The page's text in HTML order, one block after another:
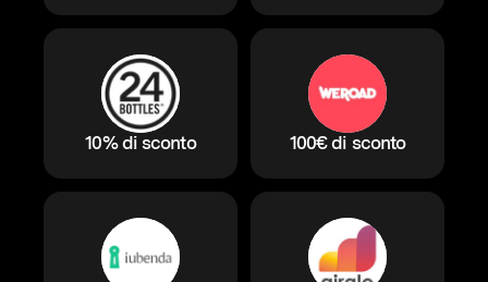
10% di sconto 100€ di sconto